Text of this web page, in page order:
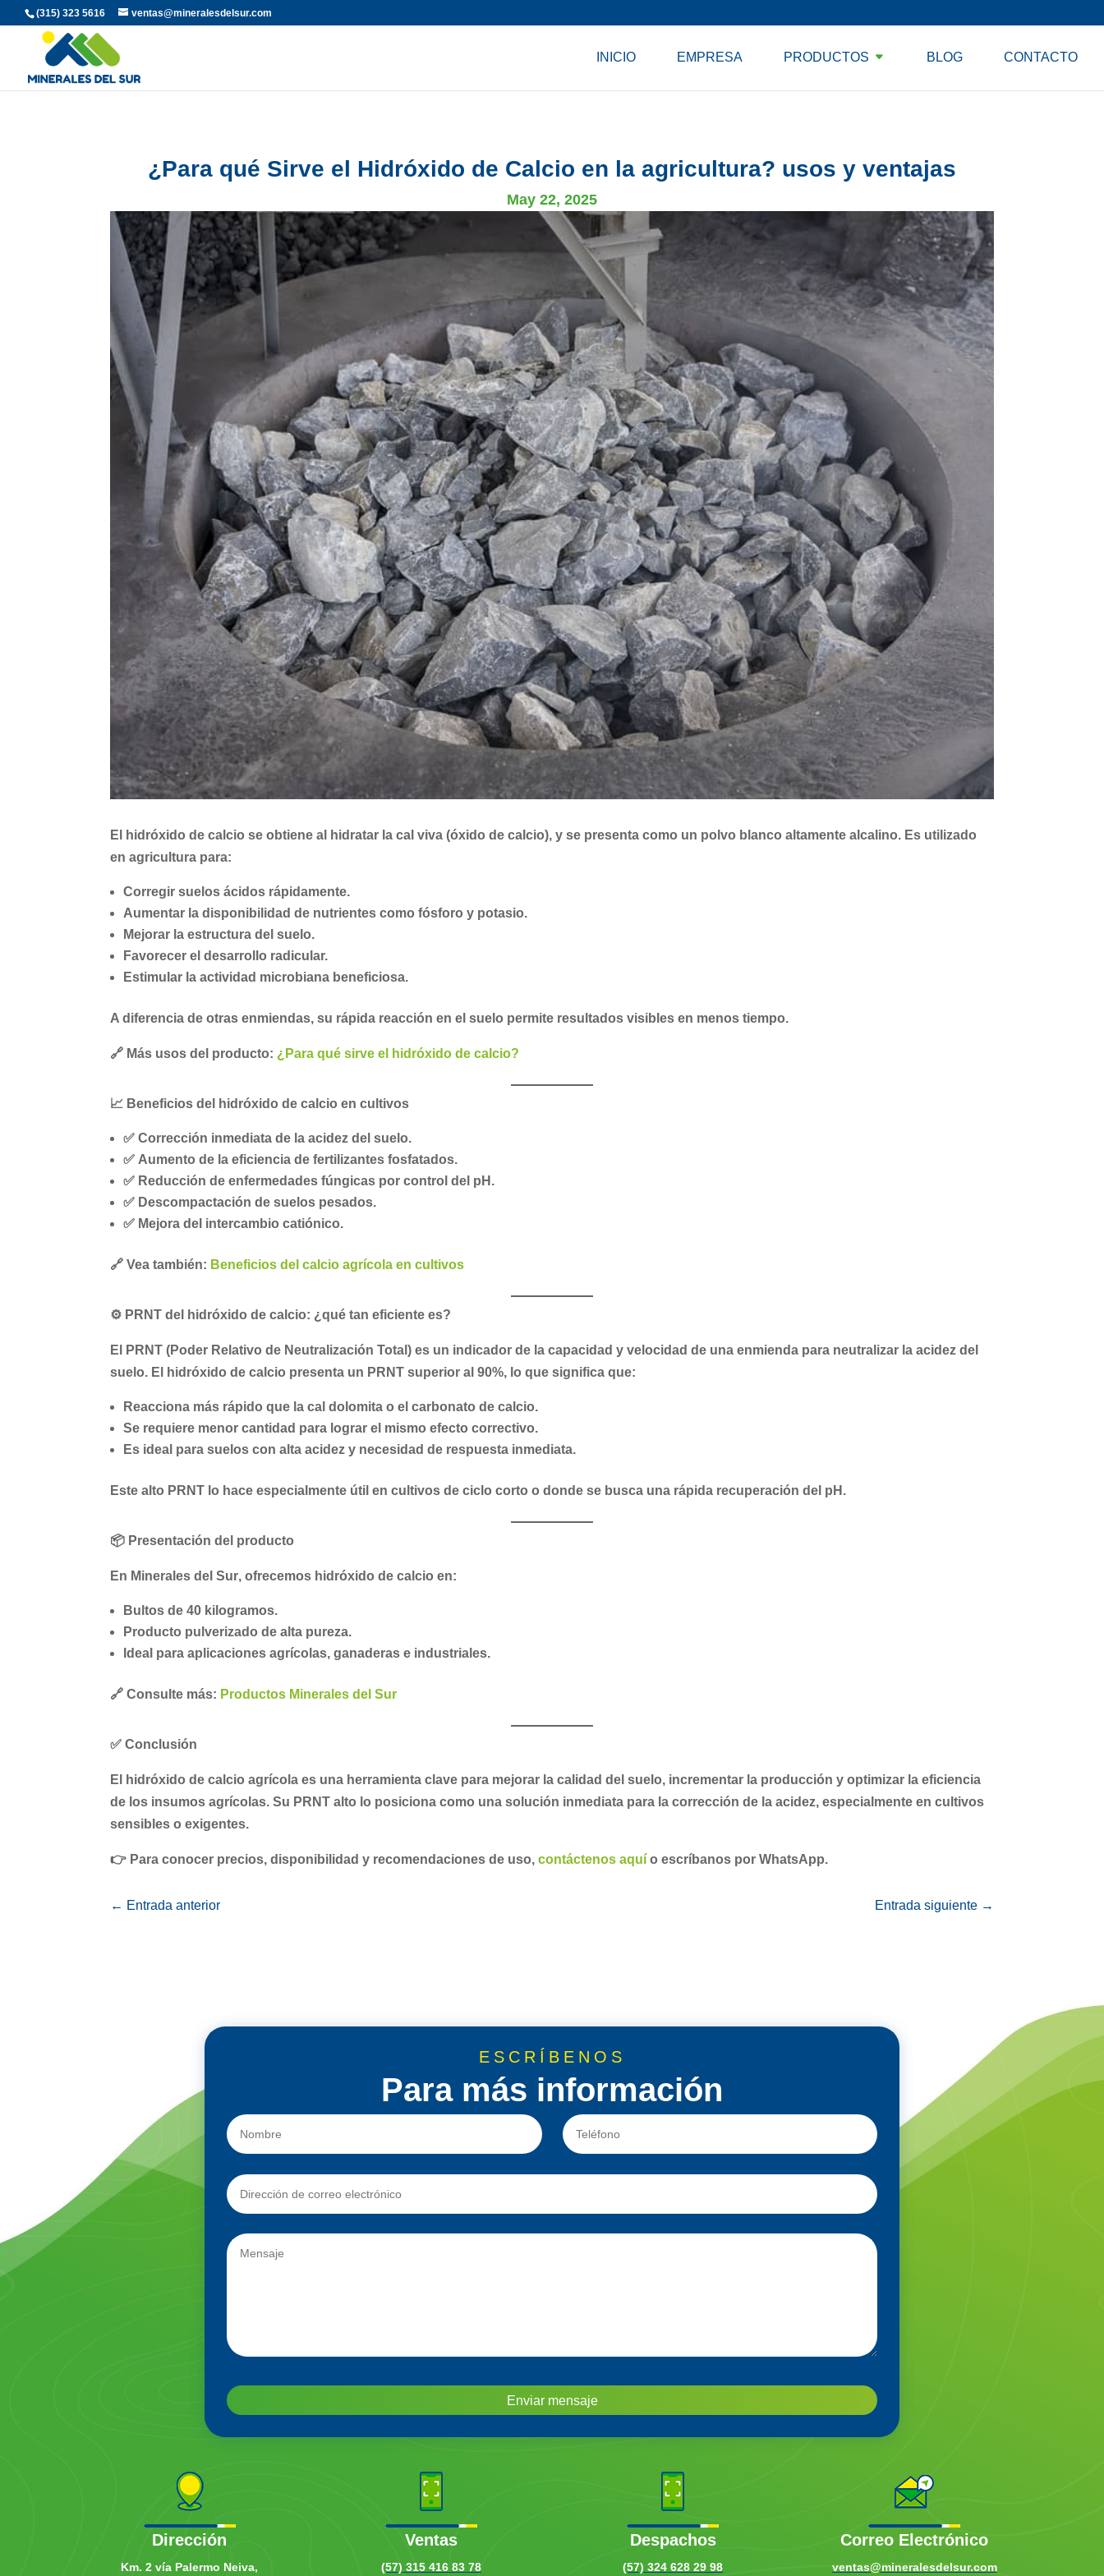
(315) 323 5616 ventas@mineralesdelsur.com
INICIO EMPRESA PRODUCTOS BLOG CONTACTO
¿Para qué Sirve el Hidróxido de Calcio en la agricultura? usos y ventajas
May 22, 2025
El hidróxido de calcio se obtiene al hidratar la cal viva (óxido de calcio), y se presenta como un polvo blanco altamente alcalino. Es utilizado
en agricultura para:
Corregir suelos ácidos rápidamente.
Aumentar la disponibilidad de nutrientes como fósforo y potasio.
Mejorar la estructura del suelo.
Favorecer el desarrollo radicular.
Estimular la actividad microbiana beneficiosa.
A diferencia de otras enmiendas, su rápida reacción en el suelo permite resultados visibles en menos tiempo.
🔗 Más usos del producto: ¿Para qué sirve el hidróxido de calcio?
📈 Beneficios del hidróxido de calcio en cultivos
✅Corrección inmediata de la acidez del suelo.
✅ Aumento de la eficiencia de fertilizantes fosfatados.
✅ Reducción de enfermedades fúngicas por control del pH.
✅ Descompactación de suelos pesados.
✅ Mejora del intercambio catiónico.
🔗 Vea también: Beneficios del calcio agrícola en cultivos
⚙️ PRNT del hidróxido de calcio: ¿qué tan eficiente es?
El PRNT (Poder Relativo de Neutralización Total) es un indicador de la capacidad y velocidad de una enmienda para neutralizar la acidez del
suelo. El hidróxido de calcio presenta un PRNT superior al 90%, lo que significa que:
Reacciona más rápido que la cal dolomita o el carbonato de calcio.
Se requiere menor cantidad para lograr el mismo efecto correctivo.
Es ideal para suelos con alta acidez y necesidad de respuesta inmediata.
Este alto PRNT lo hace especialmente útil en cultivos de ciclo corto o donde se busca una rápida recuperación del pH.
📦 Presentación del producto
En Minerales del Sur, ofrecemos hidróxido de calcio en:
Bultos de40 kilogramos.
Producto pulverizado de alta pureza.
Ideal para aplicaciones agrícolas, ganaderas e industriales.
🔗 Consulte más: Productos Minerales del Sur
✅Conclusión
El hidróxido de calcio agrícola es una herramienta clave para mejorar la calidad del suelo, incrementar la producción y optimizar la eficiencia
de los insumos agrícolas. Su PRNT alto lo posiciona como una solución inmediata para la corrección de la acidez, especialmente en cultivos
sensibles o exigentes.
👉 Para conocer precios, disponibilidad y recomendaciones de uso,contáctenos aquí o escríbanos por WhatsApp.
← Entrada anterior Entrada siguiente→
ESCRÍBENOS
Para más información
Enviar mensaje
Dirección
Km. 2 vía Palermo Neiva,
Ventas
(57) 315 416 83 78
Despachos
(57) 324 628 29 98
Correo Electrónico
ventas@mineralesdelsur.com